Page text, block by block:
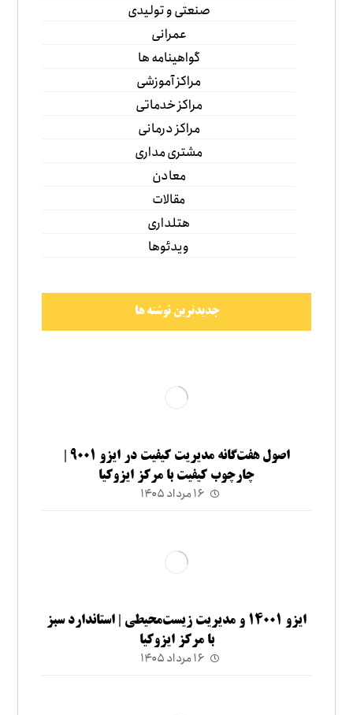
صنعتی و تولیدی
عمرانی
گواهینامه ها
مراکز آموزشی
مراکز خدماتی
مراکز درمانی
مشتری مداری
معادن
مقالات
هتلداری
ویدئوها
جدیدترین نوشته ها
چارچوب کیفیت با مرکز ایزوکیا
۱۶ مرداد ۱۴۰۵
ایزو ۱۴۰۰۱ و مدیریت زیست‌محیطی | استاندارد سبز
با مرکز ایزوکیا
۱۶ مرداد ۱۴۰۵